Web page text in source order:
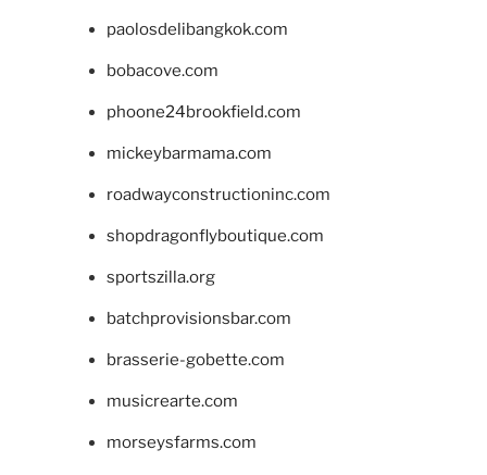
paolosdelibangkok.com
bobacove.com
phoone24brookfield.com
mickeybarmama.com
roadwayconstructioninc.com
shopdragonflyboutique.com
sportszilla.org
batchprovisionsbar.com
brasserie-gobette.com
musicrearte.com
morseysfarms.com